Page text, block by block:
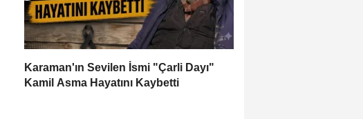
Karaman'ın Sevilen İsmi "Çarli Dayı"
Kamil Asma Hayatını Kaybetti